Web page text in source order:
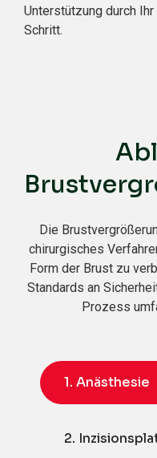
Unterstützung durch
Schritt.
Die
chirurgisches
Form der Brust zu
Standards an
Prozess
1. Anästhesie
2.